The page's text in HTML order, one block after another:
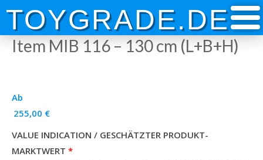
Skip
content
TOYGRADE.DE
Item MIB 116 – 130 cm (L+B+H)
Ab
255,00 €
VALUE INDICATION / GESCHÄTZTER PRODUKT-
MARKTWERT